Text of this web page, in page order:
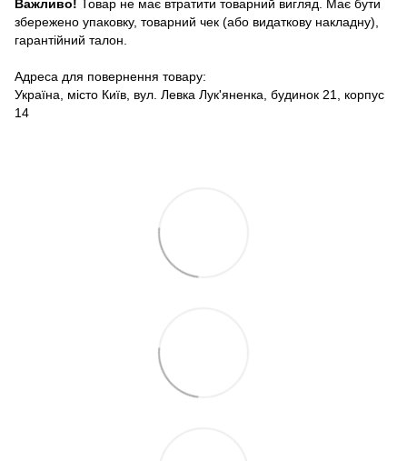
Важливо! Товар не має втратити товарний вигляд. Має бути
збережено упаковку, товарний чек (або видаткову накладну),
гарантійний талон.
Адреса для повернення товару:
Україна, місто Київ, вул. Левка Лук'яненка, будинок 21, корпус
14